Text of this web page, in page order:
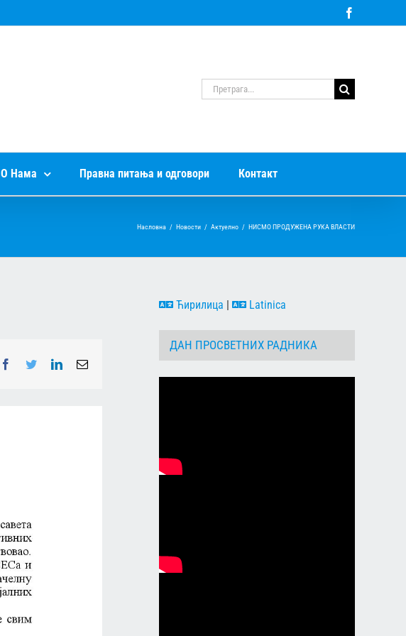
Претрага
за:
О Нама Правна питања и одговори Контакт
Насловна / Новости / Актуелно / НИСМО ПРОДУЖЕНА РУКА ВЛАСТИ
Facebook
TwitterLinkedInEmail
Ћирилица Latinica
ДАН ПРОСВЕТНИХ РАДНИКА